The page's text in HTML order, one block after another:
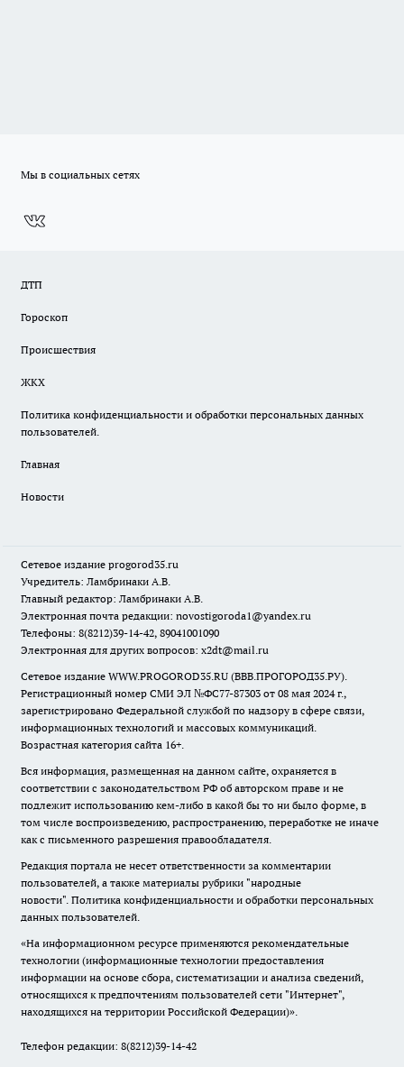
Мы в социальных сетях
ДТП
Гороскоп
Происшествия
ЖКХ
Политика конфиденциальности и обработки персональных данных
пользователей.
Главная
Новости
Сетевое издание progorod35.ru
Учредитель: Ламбринаки А.В.
Главный редактор: Ламбринаки А.В.
Электронная почта редакции: novostigoroda1@yandex.ru
Телефоны: 8(8212)39-14-42, 89041001090
Электронная для других вопросов: x2dt@mail.ru
Сетевое издание WWW.PROGOROD35.RU (ВВВ.ПРОГОРОД35.РУ).
Регистрационный номер СМИ ЭЛ №ФС77-87303 от 08 мая 2024 г.,
зарегистрировано Федеральной службой по надзору в сфере связи,
информационных технологий и массовых коммуникаций.
Возрастная категория сайта 16+.
Вся информация, размещенная на данном сайте, охраняется в
соответствии с законодательством РФ об авторском праве и не
подлежит использованию кем-либо в какой бы то ни было форме, в
том числе воспроизведению, распространению, переработке не иначе
как с письменного разрешения правообладателя.
Редакция портала не несет ответственности за комментарии
пользователей, а также материалы рубрики "народные
новости". Политика конфиденциальности и обработки персональных
данных пользователей.
«На информационном ресурсе применяются рекомендательные
технологии (информационные технологии предоставления
информации на основе сбора, систематизации и анализа сведений,
относящихся к предпочтениям пользователей сети "Интернет",
находящихся на территории Российской Федерации)».
Телефон редакции: 8(8212)39-14-42